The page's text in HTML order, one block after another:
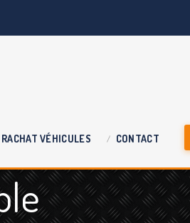
RACHAT VÉHICULES CONTACT